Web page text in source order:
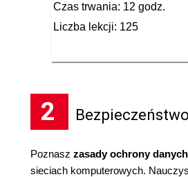
Czas trwania: 12 godz.
Liczba lekcji: 125
2
Poznasz zasady ochrony danych
sieciach komputerowych.